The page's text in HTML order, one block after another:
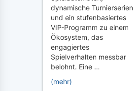
dynamische Turnierserien
und ein stufenbasiertes
VIP-Programm zu einem
Ökosystem, das
engagiertes
Spielverhalten messbar
belohnt. Eine …
(mehr)